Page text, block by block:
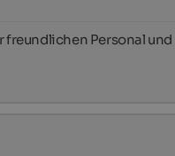
freundlichen Personal und